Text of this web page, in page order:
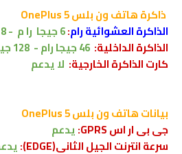
ذاكرةهاتف ون بلس OnePlus 5
الذاكرة العشوائية رام:
الذاكرة الداخلية:
كارت الذاكرة الخارجية: لا يدعم
بياناتهاتف ون بلس OnePlus 5
جى بى ار اس GPRS:
يدعم
سرعة انترنت الجيل الثانى(EDGE):